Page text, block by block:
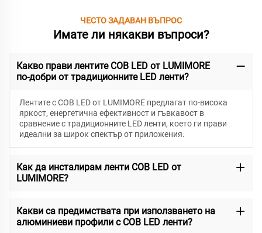
ЧЕСТО ЗАДАВАН ВЪПРОС
Имате ли някакви въпроси?
Какво прави лентите COB LED от LUMIMORE
по-добри от традиционните LED ленти?
Лентите с COB LED от LUMIMORE предлагат по-висока
яркост, енергетична ефективност и гъвкавост в
сравнение с традиционните LED ленти, което ги прави
идеални за широк спектър от приложения.
Как да инсталирам ленти COB LED от
LUMIMORE?
Какви са предимствата при използването на
алюминиеви профили с COB LED ленти?